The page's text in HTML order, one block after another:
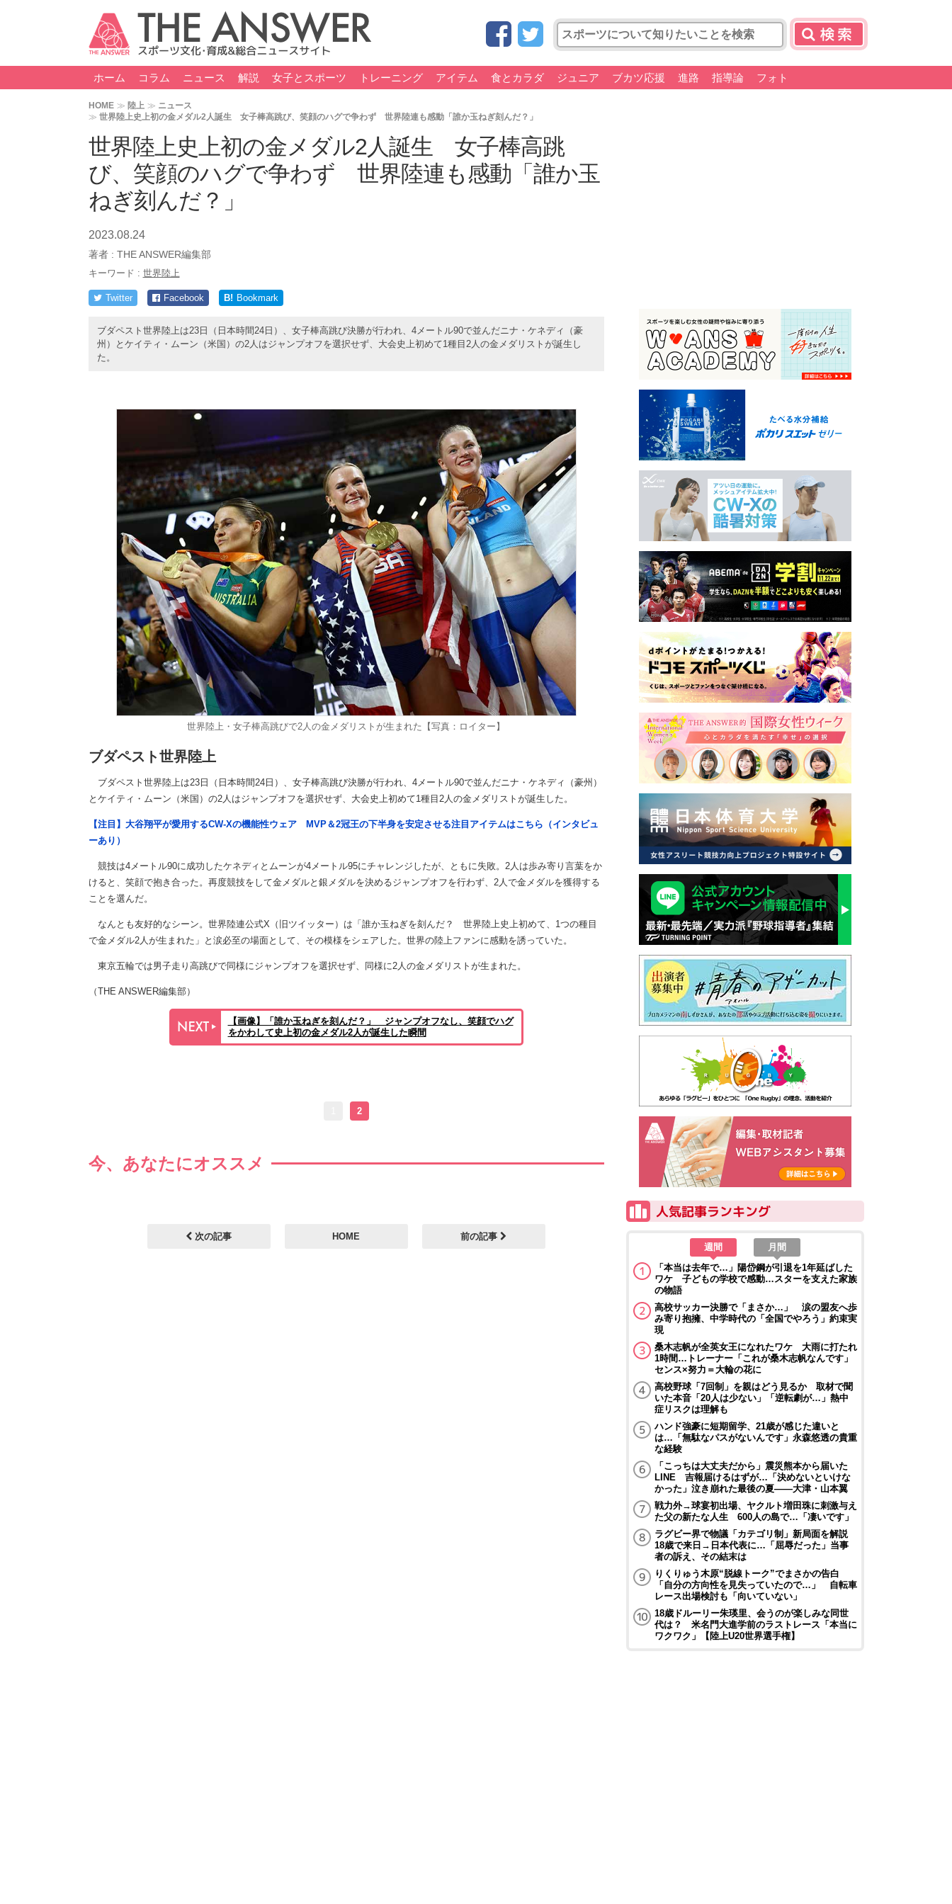
ホーム コラム ニュース 解説 女子とスポーツ トレーニング アイテム 食とカラダ ジュニア ブカツ応援 進路 指導論 フォト
HOME 陸上
ニュース
世界陸上史上初の金メダル2人誕生 女子棒高跳び、笑顔のハグで争わず 世界陸連も感動「誰か玉ねぎ刻んだ？」
世界陸上史上初の金メダル2人誕生 女子棒高跳
び、笑顔のハグで争わず 世界陸連も感動「誰か玉
ねぎ刻んだ？」
2023.08.24
著者 : THE ANSWER編集部
キーワード : 世界陸上
Twitter Facebook B! Bookmark
ブダペスト世界陸上は23日（日本時間24日）、女子棒高跳び決勝が行われ、4メートル90で並んだニナ・ケネディ（豪
州）とケイティ・ムーン（米国）の2人はジャンプオフを選択せず、大会史上初めて1種目2人の金メダリストが誕生し
た。
世界陸上・女子棒高跳びで2人の金メダリストが生まれた【写真：ロイター】
ブダペスト世界陸上
ブダペスト世界陸上は23日（日本時間24日）、女子棒高跳び決勝が行われ、4メートル90で並んだニナ・ケネディ（豪州）
とケイティ・ムーン（米国）の2人はジャンプオフを選択せず、大会史上初めて1種目2人の金メダリストが誕生した。
【注目】大谷翔平が愛用するCW-Xの機能性ウェア MVP＆2冠王の下半身を安定させる注目アイテムはこちら（インタビュ
ーあり）
競技は4メートル90に成功したケネディとムーンが4メートル95にチャレンジしたが、ともに失敗。2人は歩み寄り言葉をか
けると、笑顔で抱き合った。再度競技をして金メダルと銀メダルを決めるジャンプオフを行わず、2人で金メダルを獲得する
ことを選んだ。
なんとも友好的なシーン。世界陸連公式X（旧ツイッター）は「誰か玉ねぎを刻んだ？ 世界陸上史上初めて、1つの種目
で金メダル2人が生まれた」と涙必至の場面として、その模様をシェアした。世界の陸上ファンに感動を誘っていた。
東京五輪では男子走り高跳びで同様にジャンプオフを選択せず、同様に2人の金メダリストが生まれた。
（THE ANSWER編集部）
【画像】「誰か玉ねぎを刻んだ？」 ジャンプオフなし、笑顔でハグ
をかわして史上初の金メダル2人が誕生した瞬間
2
今、あなたにオススメ
次の記事 HOME
前の記事
週間
月間
「本当は去年で…」陽岱鋼が引退を1年延ばした
ワケ 子どもの学校で感動…スターを支えた家族
の物語
高校サッカー決勝で「まさか…」 涙の盟友へ歩
み寄り抱擁、中学時代の「全国でやろう」約束実
現
桑木志帆が全英女王になれたワケ 大雨に打たれ
1時間…トレーナー「これが桑木志帆なんです」
センス×努力＝大輪の花に
高校野球「7回制」を親はどう見るか 取材で聞
いた本音「20人は少ない」「逆転劇が…」熱中
症リスクは理解も
ハンド強豪に短期留学、21歳が感じた違いと
は…「無駄なパスがないんです」永森悠透の貴重
な経験
「こっちは大丈夫だから」震災熊本から届いた
LINE 吉報届けるはずが…「決めないといけな
かった」泣き崩れた最後の夏――大津・山本翼
戦力外→球宴初出場、ヤクルト増田珠に刺激与え
た父の新たな人生 600人の島で…「凄いです」
ラグビー界で物議「カテゴリ制」新局面を解説
18歳で来日→日本代表に…「屈辱だった」当事
者の訴え、その結末は
りくりゅう木原“脱線トーク”でまさかの告白
「自分の方向性を見失っていたので…」 自転車
レース出場検討も「向いていない」
18歳ドルーリー朱瑛里、会うのが楽しみな同世
代は？ 米名門大進学前のラストレース「本当に
ワクワク」【陸上U20世界選手権】